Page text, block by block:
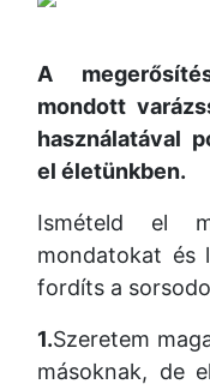
A
mondott
használatával
el életünkben.
Ismételd el
mondatokat és
fordíts a
1.Szeretem
másoknak, de